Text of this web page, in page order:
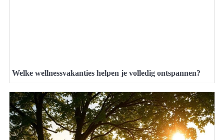
Welke wellnessvakanties helpen je volledig ontspannen?